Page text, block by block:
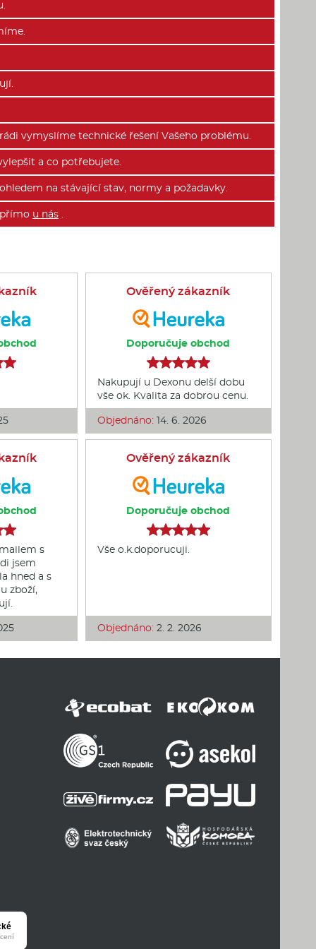
vymyslíme technické řešení Vašeho problému.
a co potřebujete.
na stávající stav, normy a požadavky.
u nás .
Ověřený zákazník
Doporučuje obchod
Nakupují u Dexonu delší dobu
vše ok. Kvalita za dobrou cenu.
Objednáno: 14. 6. 2026
s
jsem
hned a s
zboží,
Ověřený zákazník
Doporučuje obchod
Vše o.k.doporucuji.
Objednáno: 2. 2. 2026